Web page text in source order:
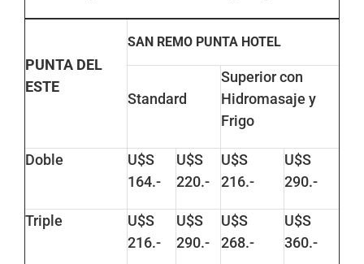
PUNTA DEL
ESTE
SAN REMO PUNTA HOTEL
Standard
Superior con
Hidromasaje y
Frigo
Doble
U$S
164.-
U$S
220.-
U$S
216.-
U$S
290.-
Triple
U$S
216.-
U$S
290.-
U$S
268.-
U$S
360.-